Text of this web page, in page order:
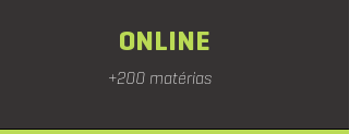
ONLINE
+200 matérias